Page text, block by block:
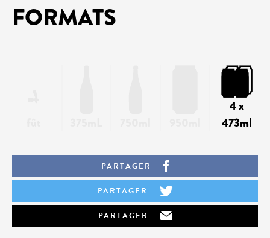
FORMATS
4 x
473ml
PARTAGER
PARTAGER
PARTAGER